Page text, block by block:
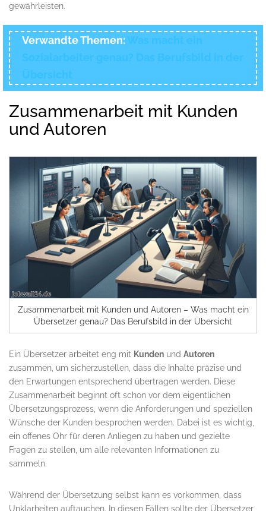
gewährleisten.
Verwandte Themen: Was macht ein
Sozialarbeiter genau? Das Berufsbild in der
Übersicht
Zusammenarbeit mit Kunden
und Autoren
Zusammenarbeit mit Kunden und Autoren – Was macht ein
Übersetzer genau? Das Berufsbild in der Übersicht
Ein Übersetzer arbeitet eng mit Kunden und Autoren
zusammen, um sicherzustellen, dass die Inhalte präzise und
den Erwartungen entsprechend übertragen werden. Diese
Zusammenarbeit beginnt oft schon vor dem eigentlichen
Übersetzungsprozess, wenn die Anforderungen und speziellen
Wünsche der Kunden besprochen werden. Dabei ist es wichtig,
ein offenes Ohr für deren Anliegen zu haben und gezielte
Fragen zu stellen, um alle relevanten Informationen zu
sammeln.
Während der Übersetzung selbst kann es vorkommen, dass
Unklarheiten auftauchen. In diesen Fällen sollte der Übersetzer